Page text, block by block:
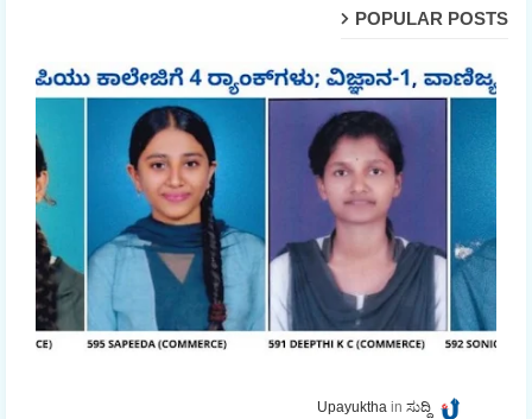
POPULAR POSTS
Upayuktha ಸುದ್ದಿ